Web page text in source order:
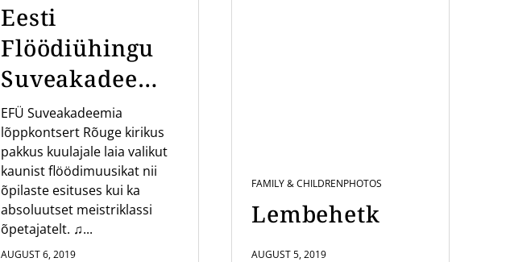
Eesti
Flöödiühingu
Suveakadeemi
a kontsert
Rõuge Kirikus
EFÜ Suveakadeemia
lõppkontsert Rõuge kirikus
pakkus kuulajale laia valikut
kaunist flöödimuusikat nii
õpilaste esituses kui ka
absoluutset meistriklassi
õpetajatelt. ♫...
AUGUST 6, 2019
FAMILY & CHILDRENPHOTOS
Lembehetk
AUGUST 5, 2019